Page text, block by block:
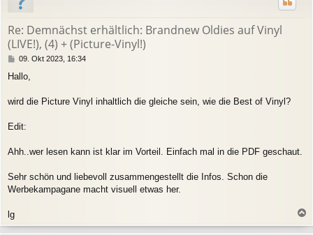
Re: Demnächst erhältlich: Brandnew Oldies auf Vinyl
(LIVE!), (4) + (Picture-Vinyl!)
B
i
r
g
09. Okt 2023, 16:34
Hallo,
wird die Picture Vinyl inhaltlich die gleiche sein, wie die Best of Vinyl?
Edit:
Ahh..wer lesen kann ist klar im Vorteil. Einfach mal in die PDF geschaut.
Sehr schön und liebevoll zusammengestellt die Infos. Schon die
Werbekampagane macht visuell etwas her.
lg
a